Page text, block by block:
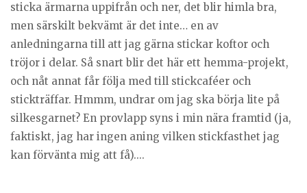
sticka ärmarna uppifrån och ner, det blir himla bra,
men särskilt bekvämt är det inte… en av
anledningarna till att jag gärna stickar koftor och
tröjor i delar. Så snart blir det här ett hemma-projekt,
och nåt annat får följa med till stickcaféer och
stickträffar. Hmmm, undrar om jag ska börja lite på
silkesgarnet? En provlapp syns i min nära framtid (ja,
faktiskt, jag har ingen aning vilken stickfasthet jag
kan förvänta mig att få)....